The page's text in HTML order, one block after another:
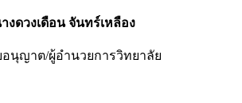
งดวงเดือน จันทร์เหลือง
อนุญาต/ผู้อำนวยการวิทยาลัย